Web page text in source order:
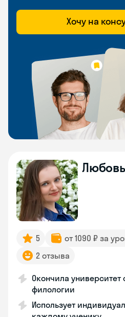
Хочу на
Любовь
5 от 1090 ₽ за
2 отзыва
Окончила университет
филологии
Использует